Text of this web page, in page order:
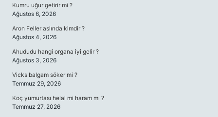
Kumru uğur getirir mi ?
Ağustos 6, 2026
Aron Feller aslında kimdir ?
Ağustos 4, 2026
Ahududu hangi organa iyi gelir ?
Ağustos 3, 2026
Vicks balgam söker mi ?
Temmuz 29, 2026
Koç yumurtası helal mi haram mı ?
Temmuz 27, 2026